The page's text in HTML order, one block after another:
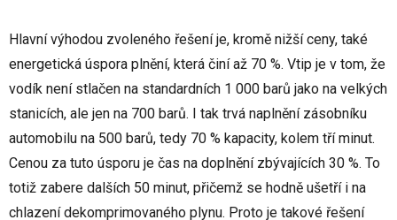
Hlavní výhodou zvoleného řešení je, kromě nižší ceny, také
energetická úspora plnění, která činí až 70 %. Vtip je v tom, že
vodík není stlačen na standardních 1 000 barů jako na velkých
stanicích, ale jen na 700 barů. I tak trvá naplnění zásobníku
automobilu na 500 barů, tedy 70 % kapacity, kolem tří minut.
Cenou za tuto úsporu je čas na doplnění zbývajících 30 %. To
totiž zabere dalších 50 minut, přičemž se hodně ušetří i na
chlazení dekomprimovaného plynu. Proto je takové řešení